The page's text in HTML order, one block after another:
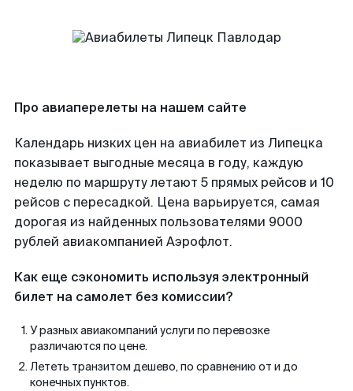
Про авиаперелеты на нашем сайте
Календарь низких цен на авиабилет из Липецка
показывает выгодные месяца в году, каждую
неделю по маршруту летают 5 прямых рейсов и 10
рейсов с пересадкой. Цена варьируется, самая
дорогая из найденных пользователями 9000
рублей авиакомпанией Аэрофлот.
Как еще сэкономить используя электронный
билет на самолет без комиссии?
У разных авиакомпаний услуги по перевозке
различаются по цене.
Лететь транзитом дешево, по сравнению от и до
конечных пунктов.